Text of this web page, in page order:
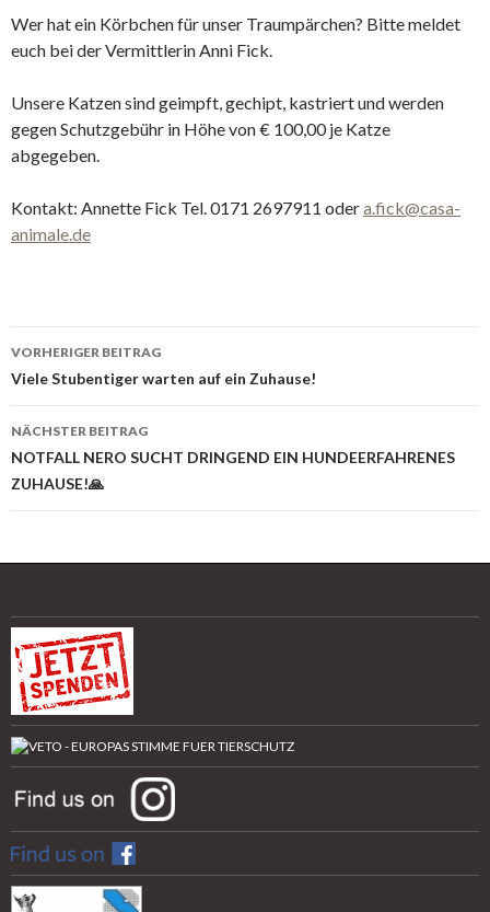
Wer hat ein Körbchen für unser Traumpärchen? Bitte meldet
euch bei der Vermittlerin Anni Fick.
Unsere Katzen sind geimpft, gechipt, kastriert und werden
gegen Schutzgebühr in Höhe von € 100,00 je Katze
abgegeben.
Kontakt: Annette Fick Tel. 0171 2697911 odera.fick@casa-
animale.de
Beitrags-
Navigation
VORHERIGER BEITRAG
Viele Stubentiger warten auf ein Zuhause!
NÄCHSTER BEITRAG
NOTFALL NERO SUCHT DRINGEND EIN HUNDEERFAHRENES
ZUHAUSE!🙏